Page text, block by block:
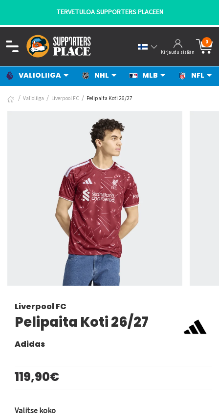
TERVETULOA SUPPORTERS PLACEEN
Kirjaudu sisään
0
VALIOLIIGA NHL MLB NFL
Valioliiga Liverpool FC Pelipaita Koti 26/27
Liverpool FC
Pelipaita Koti 26/27
Adidas
119,90€
Valitse koko